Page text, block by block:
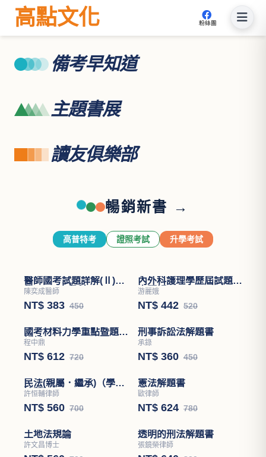
高點文化 粉絲團
備考早知道
主題書展
讀友俱樂部
暢銷新書 →
高普特考 證照考試 升學考試
醫師國考試題詳解(Ⅱ)醫
學(四)－小兒科
陳奕成醫師
NT$ 383 450
內外科護理學歷屆試題分
章題解
游麗娥
NT$ 442 520
國考材料力學重點暨題型
解析
程中鼎
NT$ 612 720
刑事訴訟法解題書
承錄
NT$ 360 450
憲法解題書
歐律師
NT$ 624 780